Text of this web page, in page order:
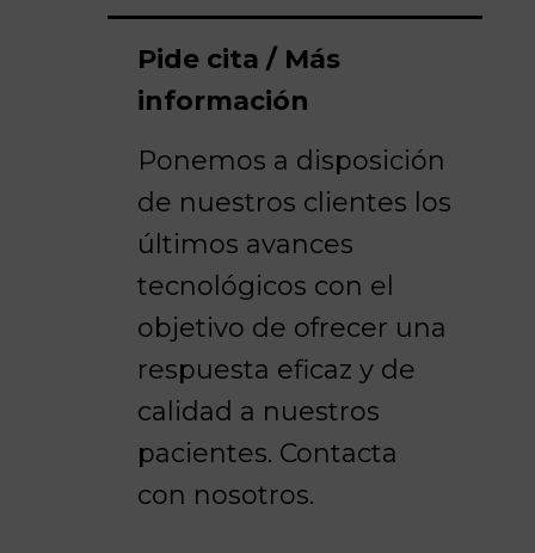
Pide cita / Más
información
Ponemos a disposición
de nuestros clientes los
últimos avances
tecnológicos con el
objetivo de ofrecer una
respuesta eficaz y de
calidad a nuestros
pacientes. Contacta
con nosotros.